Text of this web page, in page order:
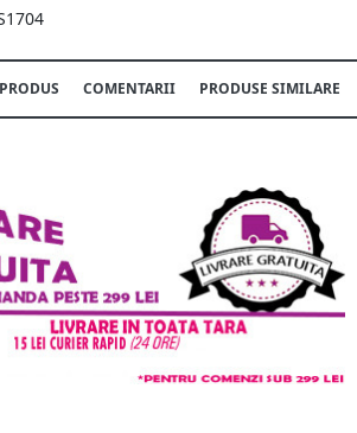
COMENTARII PRODUSE SIMILARE